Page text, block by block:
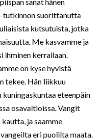
tutkinnon suorittanutta
kutsutuista, jotka
Me kasvamme ja
ihminen kerrallaan.
on kyse hyvistä
tekee. Hän liikkuu
eteenpäin
osavaltioissa. Vangit
ja saamme
eri puolilta maata.